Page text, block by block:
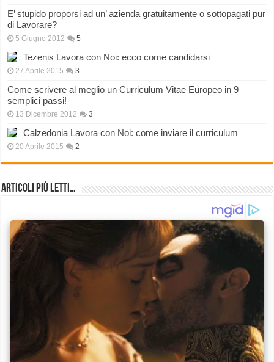
E’ stupido proporsi ad un’ azienda gratuitamente o sottopagati pur
di Lavorare?
5 Giugno 2012 5
Tezenis Lavora con Noi: ecco come candidarsi
27 Aprile 2015 3
Come scrivere al meglio un Curriculum Vitae Europeo in 9
semplici passi!
13 Dicembre 2012 3
Calzedonia Lavora con Noi: come inviare il curriculum
20 Aprile 2015 2
Articoli più Letti…